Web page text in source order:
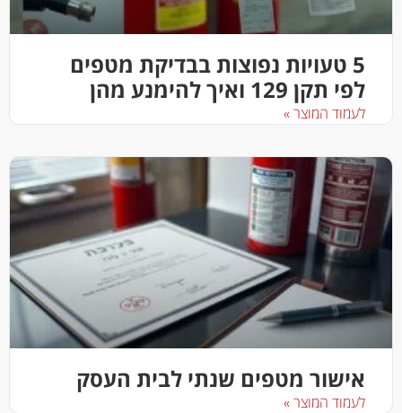
5 טעויות נפוצות בבדיקת מטפים
לפי תקן 129 ואיך להימנע מהן
לעמוד המוצר »
אישור מטפים שנתי לבית העסק
לעמוד המוצר »